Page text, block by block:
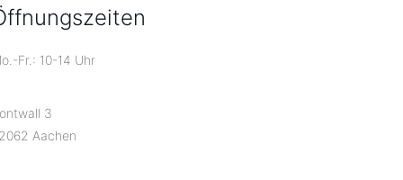
Fr.: 10-14 Uhr
3
Aachen